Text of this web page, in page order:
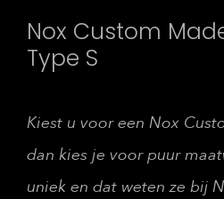
Nox Custom
Type S
Kiest u voor een Nox
dan kies je voor puur
uniek en dat weten ze bij